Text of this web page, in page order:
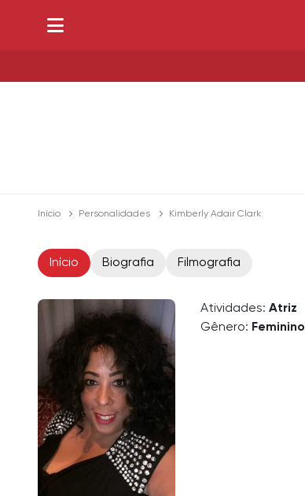
Início Personalidades Kimberly Adair Clark
Início Biografia Filmografia
Atividades: Atriz
Gênero: Feminino